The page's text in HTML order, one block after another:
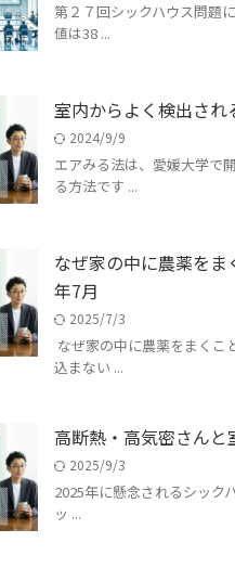
第２７回シックハウス問題
値は38 ...
室内からよく検出さ
2024/9/9
エアみる法は、愛媛大学で
る方法です ...
なぜ家の中に農薬を
年7月
2025/7/3
なぜ家の中に農薬をまくこ
込まない ...
高断熱・高気密さんと
2025/9/3
2025年に懸念されるシック
ッ ...